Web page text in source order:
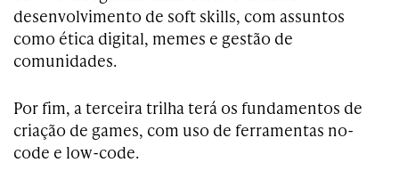
desenvolvimento de soft skills, com assuntos
como ética digital, memes e gestão de
comunidades.
Por fim, a terceira trilha terá os fundamentos de
criação de games, com uso de ferramentas no-
code e low-code.